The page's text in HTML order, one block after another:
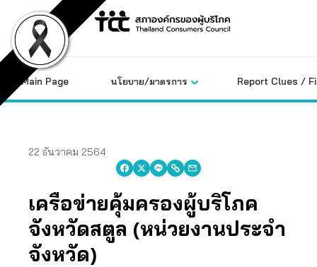
content
Main Page นโยบาย/มาตรการ Report Clues /
22 ธันวาคม 2564
เครือข่ายคุ้มครองผู้บริโภค
จังหวัดสตูล (หน่วยงานประจำ
จังหวัด)